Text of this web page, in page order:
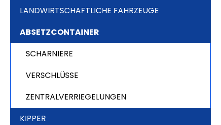
LANDWIRTSCHAFTLICHE FAHRZEUGE
ABSETZCONTAINER
SCHARNIERE
VERSCHLÜSSE
ZENTRALVERRIEGELUNGEN
KIPPER